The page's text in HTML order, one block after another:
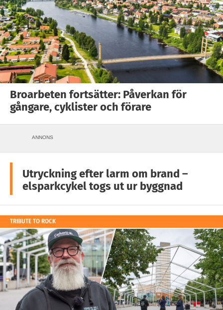
Broarbeten fortsätter: Påverkan för
gångare, cyklister och förare
ANNONS
Utryckning efter larm om brand –
elsparkcykel togs ut ur byggnad
TRIBUTE TO ROCK